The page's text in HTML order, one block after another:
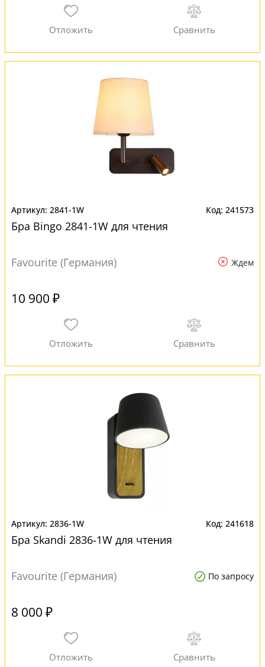
2841-1W 241573
Бра Bingo 2841-1W для чтения
Favourite (Германия) Ждем
10 900 ₽
2836-1W 241618
Бра Skandi 2836-1W для чтения
Favourite (Германия) По запросу
8 000 ₽